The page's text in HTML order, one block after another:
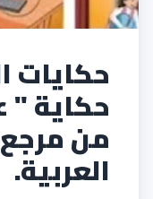
حكايات
حكاية "
من
العربية.